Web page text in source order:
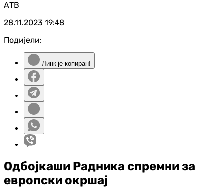
АТВ
28.11.2023 19:48
Подијели:
Линк је копиран!
Одбојкаши Радника спремни за
европски окршај